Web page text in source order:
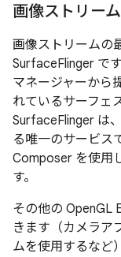
画像ストリー
画像ストリームの
SurfaceFlinger で
マネージャーから
れているサーフェ
SurfaceFlinger は
る唯一のサービス
Composer を使用
す。
その他の OpenGL
きます（カメラア
ムを使用するなど